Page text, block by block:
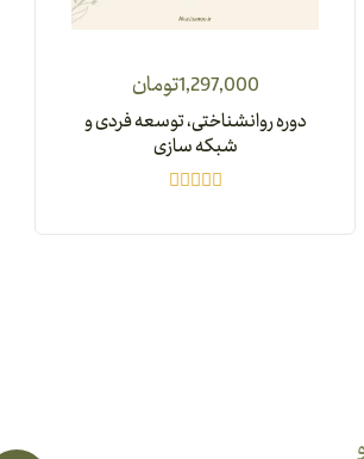
1,297,000تومان
دوره روانشناختی، توسعه فردی و
شبکه سازی